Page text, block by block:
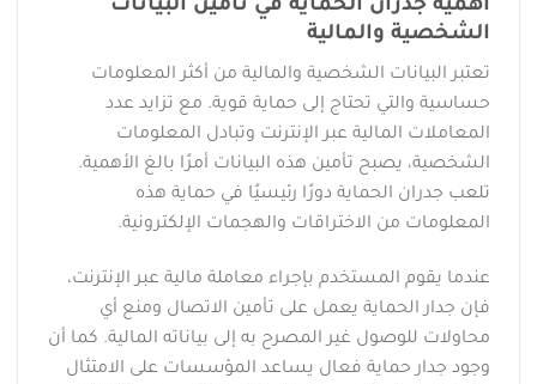
أهمية جدران الحماية في تأمين البيانات
الشخصية والمالية
تعتبر البيانات الشخصية والمالية من أكثر المعلومات
حساسية والتي تحتاج إلى حماية قوية. مع تزايد عدد
المعاملات المالية عبر الإنترنت وتبادل المعلومات
الشخصية، يصبح تأمين هذه البيانات أمرًا بالغ الأهمية.
تلعب جدران الحماية دورًا رئيسيًا في حماية هذه
المعلومات من الاختراقات والهجمات الإلكترونية.
عندما يقوم المستخدم بإجراء معاملة مالية عبر الإنترنت،
فإن جدار الحماية يعمل على تأمين الاتصال ومنع أي
محاولات للوصول غير المصرح به إلى بياناته المالية. كما أن
وجود جدار حماية فعال يساعد المؤسسات على الامتثال